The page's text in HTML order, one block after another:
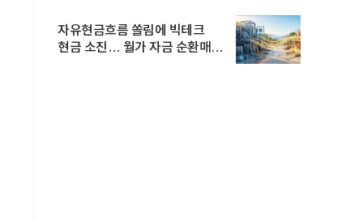
자유현금흐름 쏠림에 빅테크
현금 소진… 월가 자금 순환매